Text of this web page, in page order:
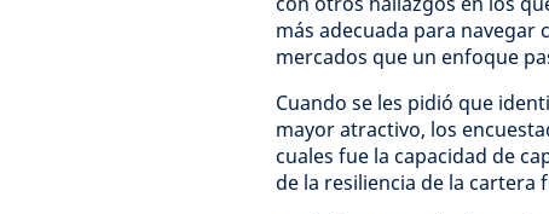
más adecuada para
mercados que un enfoque
Cuando se les pidió que
mayor atractivo, los
cuales fue la capacidad de
de la resiliencia de la